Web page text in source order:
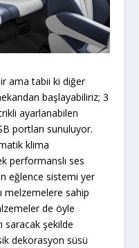
ama tabii ki diğer
başlayabiliriz; 3
ayarlanabilen
portları sunuluyor.
klima
performanslı ses
eğlence sistemi yer
melzemelere sahip
de öyle
saracak şekilde
dekorasyon süsü